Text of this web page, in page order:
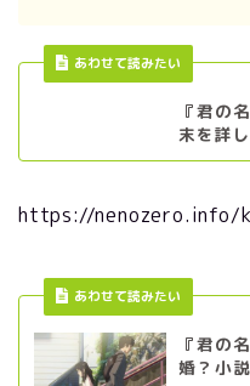
あわせて読みたい
『君の
末を詳
https://nenozero.info/
あわせて読みたい
『君の
婚？小